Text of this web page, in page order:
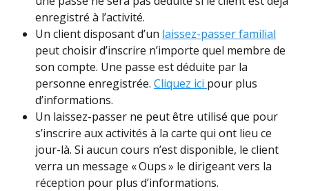
enregistré à l’activité.
Un client disposant d’un laissez-passer familial
peut choisir d’inscrire n’importe quel membre de
son compte. Une passe est déduite par la
personne enregistrée. Cliquez ici pour plus
d’informations.
Un laissez-passer ne peut être utilisé que pour
s’inscrire aux activités à la carte qui ont lieu ce
jour-là. Si aucun cours n’est disponible, le client
verra un message « Oups » le dirigeant vers la
réception pour plus d’informations.